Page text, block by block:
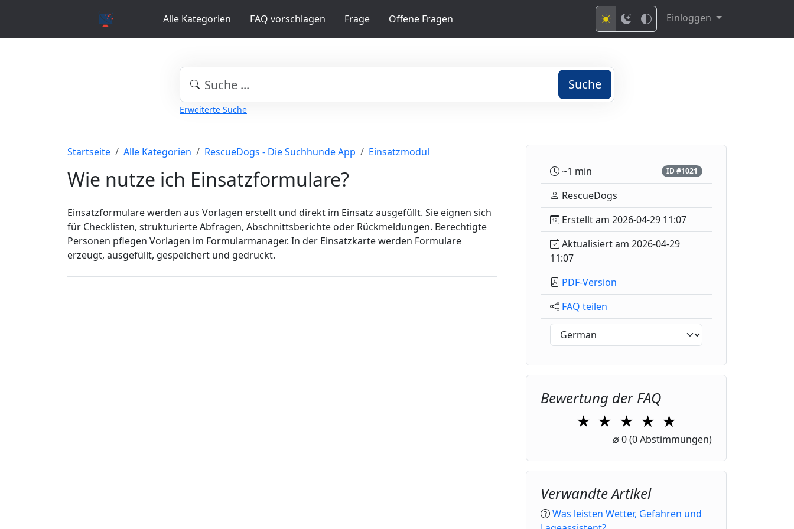
Alle Kategorien FAQ vorschlagen Frage Offene Fragen Einloggen
Suche
Erweiterte Suche
Startseite Alle Kategorien RescueDogs - Die Suchhunde App Einsatzmodul
Wie nutze ich Einsatzformulare?
Einsatzformulare werden aus Vorlagen erstellt und direkt im Einsatz ausgefüllt. Sie eignen sich
für Checklisten, strukturierte Abfragen, Abschnittsberichte oder Rückmeldungen. Berechtigte
Personen pflegen Vorlagen im Formularmanager. In der Einsatzkarte werden Formulare
erzeugt, ausgefüllt, gespeichert und gedruckt.
~1 min ID #1021
RescueDogs
Erstellt am 2026-04-29 11:07
Aktualisiert am 2026-04-29
11:07
PDF-Version
FAQ teilen
Bewertung der FAQ
★
1 Star
★
2 Stars
★
3 Stars
★
4 Stars
★
5 Stars
∅ 0(0 Abstimmungen)
Verwandte Artikel
Was leisten Wetter, Gefahren und